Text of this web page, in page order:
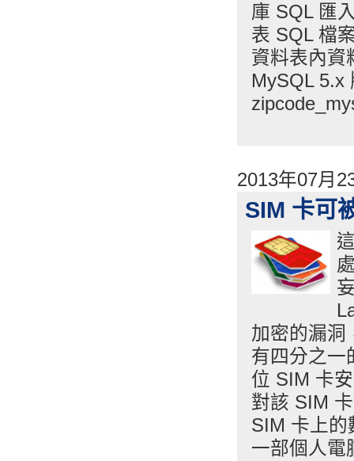
庫 SQL 匯
表 SQL 檔
資料表內資
MySQL 5.x
2013年07月
SIM 卡可
加密的漏洞
有四分之一
位 SIM 卡
對該 SIM
SIM 卡上的
一部個人電